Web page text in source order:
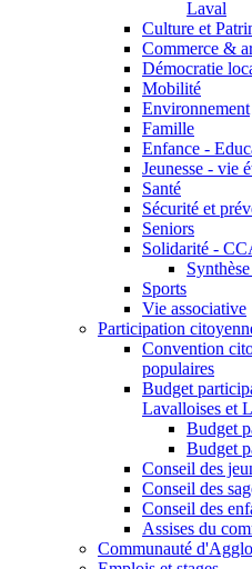
Laval
Culture et
Commerce &
Démocratie
Mobilité
Environnement
Famille
Enfance -
Jeunesse - vie
Santé
Sécurité et
Seniors
Solidarité -
Sports
Vie associative
Participation
Convention
populaires
Budget
Lavalloises et
Budget
Budget
Conseil des
Conseil des
Conseil des
Assises du
Communauté